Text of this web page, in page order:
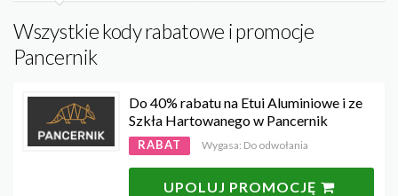
Wszystkie kody rabatowe i promocje
Pancernik
Do 40% rabatu na Etui Aluminiowe i ze
Szkła Hartowanego w Pancernik
RABAT Wygasa: Do odwołania
UPOLUJ PROMOCJĘ